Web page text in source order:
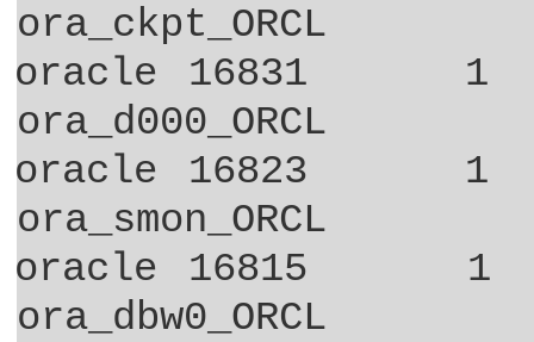
ora_ckpt_ORCL
oracle 16831
1
ora_d000_ORCL
oracle 16823
1
ora_smon_ORCL
oracle 16815
1
ora_dbw0_ORCL